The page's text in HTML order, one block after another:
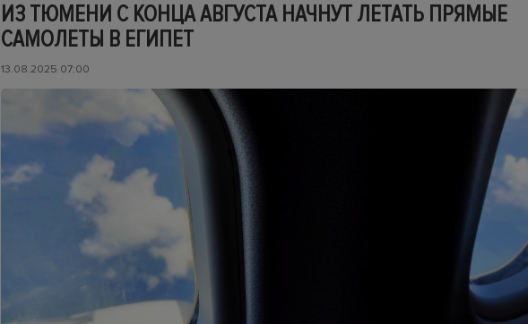
ИЗ ТЮМЕНИ С КОНЦА АВГУСТА НАЧНУТ ЛЕТАТЬ ПРЯМЫЕ
САМОЛЕТЫ В ЕГИПЕТ
13.08.2025 07:00